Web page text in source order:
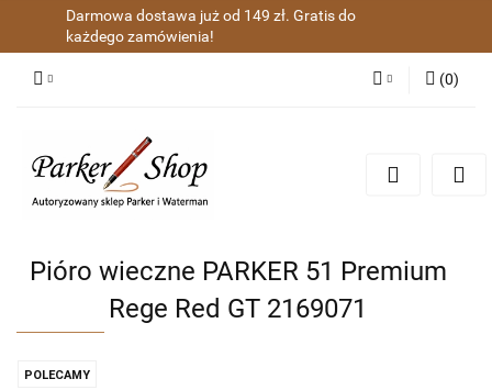
Darmowa dostawa już od 149 zł. Gratis do
każdego zamówienia!
Zarejestruj się
(0)
Pióro wieczne PARKER 51 Premium
Rege Red GT 2169071
POLECAMY